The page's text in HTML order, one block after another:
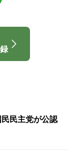
民主党が公認